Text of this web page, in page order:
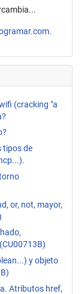
(cracking "a
tipos de
or, not, mayor,
y objeto
Atributos href,